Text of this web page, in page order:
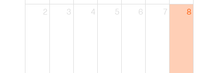
2 3 4 5 6 7 8